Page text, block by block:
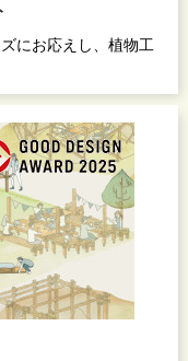
にお応えし、植物工